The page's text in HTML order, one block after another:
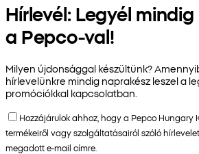
Hírlevél: Legyél
a Pepco-val!
Milyen újdonsággal készültünk?
hírlevelünkre mindig naprakész leszel a
promóciókkal kapcsolatban.
Hozzájárulok ahhoz, hogy a Pepco Hungary
termékeiről vagy szolgáltatásairól szóló
megadott e-mail címre.